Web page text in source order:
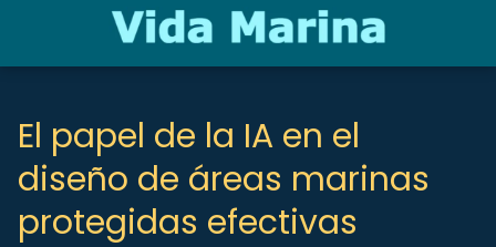
El papel de la IA en el
diseño de áreas marinas
protegidas efectivas